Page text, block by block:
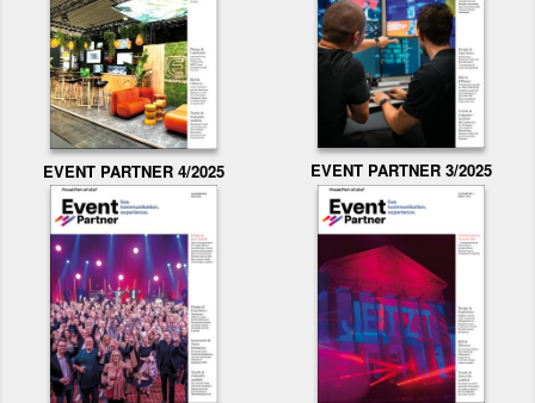
EVENT PARTNER 4/2025 EVENT PARTNER 3/2025